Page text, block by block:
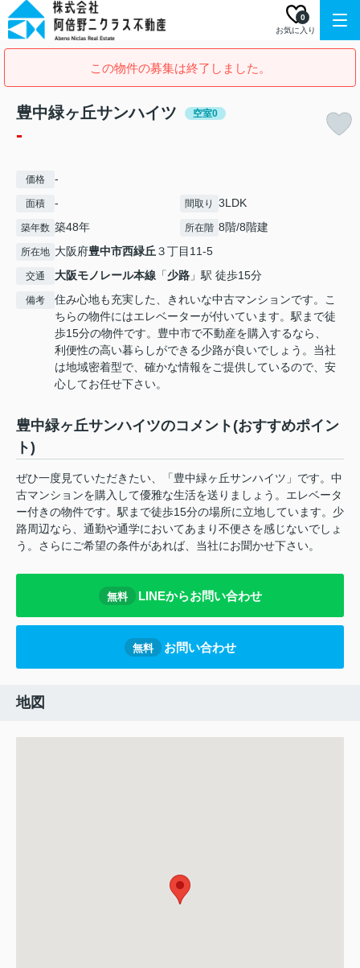
お気に入り
0
この物件の募集は終了しました。
豊中緑ヶ丘サンハイツ 空室0
-
価格 -
面積 - 間取り 3LDK
築年数 築48年 所在階 8階/8階建
所在地 大阪府豊中市西緑丘 ３丁目11-5
交通 大阪モノレール本線 「少路 」駅 徒歩15分
備考
住み心地も充実した、きれいな中古マンションです。こ
ちらの物件にはエレベーターが付いています。駅まで徒
歩15分の物件です。豊中市で不動産を購入するなら、
利便性の高い暮らしができる少路が良いでしょう。当社
は地域密着型で、確かな情報をご提供しているので、安
心してお任せ下さい。
豊中緑ヶ丘サンハイツのコメント(おすすめポイン
ト)
ぜひ一度見ていただきたい、「豊中緑ヶ丘サンハイツ」です。中
古マンションを購入して優雅な生活を送りましょう。エレベータ
ー付きの物件です。駅まで徒歩15分の場所に立地しています。少
路周辺なら、通勤や通学においてあまり不便さを感じないでしょ
う。さらにご希望の条件があれば、当社にお聞かせ下さい。
無料 LINEからお問い合わせ
無料 お問い合わせ
地図